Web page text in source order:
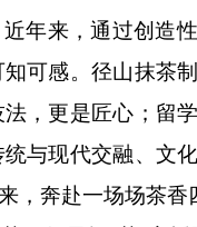
年来，通过创造
可感。径山抹茶
，更是匠心；留
与现代交融、文
，奔赴一场场茶香